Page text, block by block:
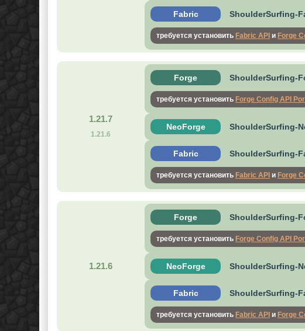
Fabric ShoulderSurfing-
требуется установить Fabric API и Forge
1.21.7
1.21.6
Forge ShoulderSurfing-
требуется установить Forge Config API
NeoForge ShoulderSurfing-
Fabric ShoulderSurfing-
требуется установить Fabric API и Forge
1.21.6
Forge ShoulderSurfing-
требуется установить Forge Config API
NeoForge ShoulderSurfing-
Fabric ShoulderSurfing-
требуется установить Fabric API и Forge